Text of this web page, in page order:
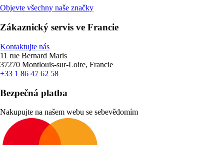
Objevte všechny naše značky
Zákaznický servis ve Francie
Kontaktujte nás
11 rue Bernard Maris
37270 Montlouis-sur-Loire, Francie
+33 1 86 47 62 58
Bezpečná platba
Nakupujte na našem webu se sebevědomím